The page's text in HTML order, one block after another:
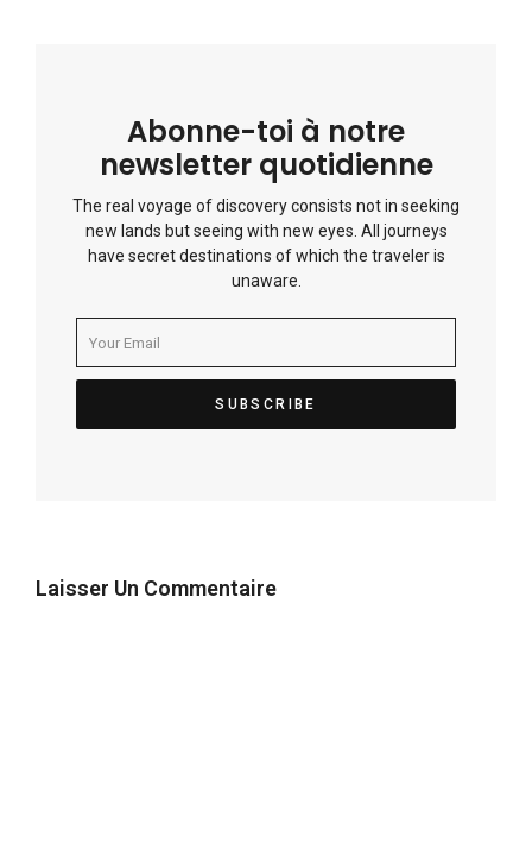
Abonne-toi à notre
newsletter quotidienne
The real voyage of discovery consists not in seeking
new lands but seeing with new eyes. All journeys
have secret destinations of which the traveler is
unaware.
Laisser Un Commentaire